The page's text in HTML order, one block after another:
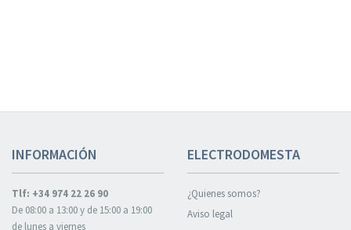
INFORMACIÓN
Tlf: +34 974 22 26 90
De 08:00 a 13:00 y de 15:00 a 19:00
de lunes a viernes
ELECTRODOMESTA
¿Quienes somos?
Aviso legal